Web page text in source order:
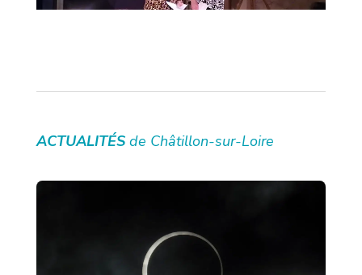
ACTUALITÉS de Châtillon-sur-Loire